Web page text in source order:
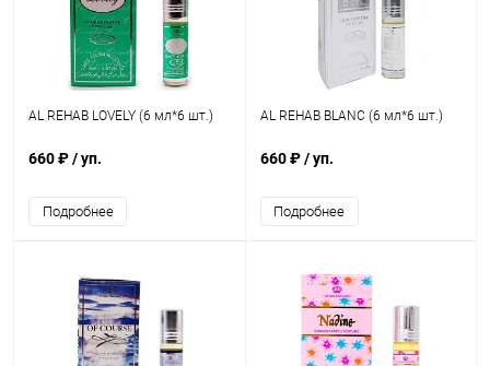
AL REHAB LOVELY (6 мл*6 шт.)
660 ₽/ уп.
Подробнее
AL REHAB BLANC (6 мл*6 шт.)
660 ₽/ уп.
Подробнее